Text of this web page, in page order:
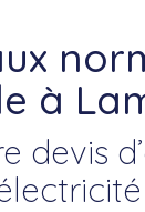
à
devis